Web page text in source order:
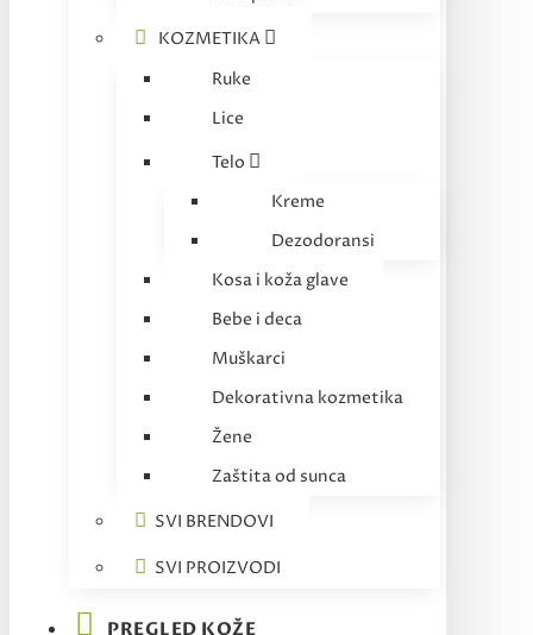
KOZMETIKA
Ruke
Lice
Telo
Kreme
Dezodoransi
Kosa i koža glave
Bebe i deca
Muškarci
Dekorativna kozmetika
Žene
Zaštita od sunca
SVI BRENDOVI
SVI PROIZVODI
PREGLED KOŽE